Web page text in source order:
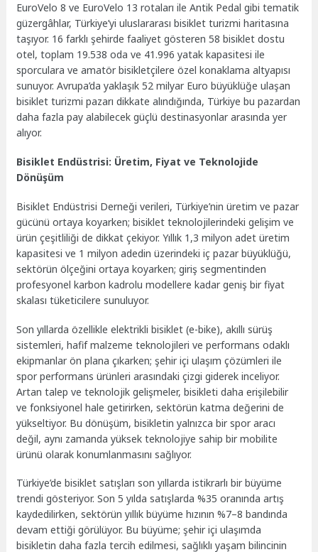
EuroVelo 8 ve EuroVelo 13 rotaları ile Antik Pedal gibi tematik
güzergâhlar, Türkiye’yi uluslararası bisiklet turizmi haritasına
taşıyor. 16 farklı şehirde faaliyet gösteren 58 bisiklet dostu
otel, toplam 19.538 oda ve 41.996 yatak kapasitesi ile
sporculara ve amatör bisikletçilere özel konaklama altyapısı
sunuyor. Avrupa’da yaklaşık 52 milyar Euro büyüklüğe ulaşan
bisiklet turizmi pazarı dikkate alındığında, Türkiye bu pazardan
daha fazla pay alabilecek güçlü destinasyonlar arasında yer
alıyor.
Bisiklet Endüstrisi: Üretim, Fiyat ve Teknolojide
Dönüşüm
Bisiklet Endüstrisi Derneği verileri, Türkiye’nin üretim ve pazar
gücünü ortaya koyarken; bisiklet teknolojilerindeki gelişim ve
ürün çeşitliliği de dikkat çekiyor. Yıllık 1,3 milyon adet üretim
kapasitesi ve 1 milyon adedin üzerindeki iç pazar büyüklüğü,
sektörün ölçeğini ortaya koyarken; giriş segmentinden
profesyonel karbon kadrolu modellere kadar geniş bir fiyat
skalası tüketicilere sunuluyor.
Son yıllarda özellikle elektrikli bisiklet (e-bike), akıllı sürüş
sistemleri, hafif malzeme teknolojileri ve performans odaklı
ekipmanlar ön plana çıkarken; şehir içi ulaşım çözümleri ile
spor performans ürünleri arasındaki çizgi giderek inceliyor.
Artan talep ve teknolojik gelişmeler, bisikleti daha erişilebilir
ve fonksiyonel hale getirirken, sektörün katma değerini de
yükseltiyor. Bu dönüşüm, bisikletin yalnızca bir spor aracı
değil, aynı zamanda yüksek teknolojiye sahip bir mobilite
ürünü olarak konumlanmasını sağlıyor.
Türkiye’de bisiklet satışları son yıllarda istikrarlı bir büyüme
trendi gösteriyor. Son 5 yılda satışlarda %35 oranında artış
kaydedilirken, sektörün yıllık büyüme hızının %7–8 bandında
devam ettiği görülüyor. Bu büyüme; şehir içi ulaşımda
bisikletin daha fazla tercih edilmesi, sağlıklı yaşam bilincinin